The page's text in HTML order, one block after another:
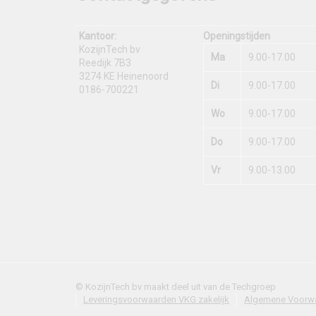
Kantoor:
KozijnTech bv
Reedijk 7B3
3274 KE Heinenoord
0186-700221
Openingstijden
Ma
9.00-17.00
Di 9.00-17.00
Wo 9.00-17.00
Do 9.00-17.00
Vr 9.00-13.00
© KozijnTech bv maakt deel uit van de Techgroep
Leveringsvoorwaarden VKG zakelijk
Algemene